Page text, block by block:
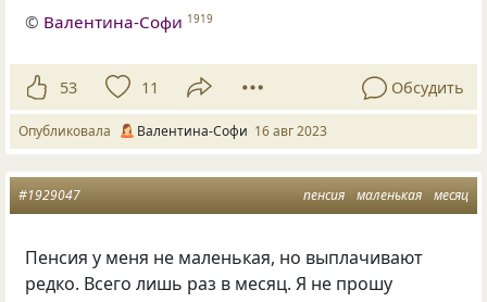
© Валентина-Софи 1919
53 11 Обсудить
Опубликовала Валентина-Софи 16 авг 2023
пенсия маленькая месяц
#1929047
Пенсия у меня не маленькая, но выплачивают
редко. Всего лишь раз в месяц. Я не прошу